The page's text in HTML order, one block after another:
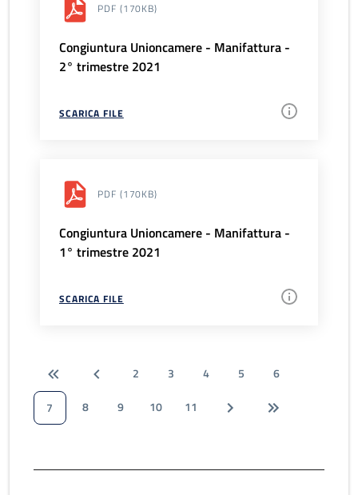
PDF (170KB)
Congiuntura Unioncamere - Manifattura -
2° trimestre 2021
SCARICA FILE
PDF (170KB)
Congiuntura Unioncamere - Manifattura -
1° trimestre 2021
SCARICA FILE
2 3 4 5
6
7
8 9 10 11